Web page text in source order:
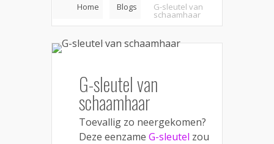
Home Blogs G-sleutel van
schaamhaar
G-sleutel van
schaamhaar
Toevallig zo neergekomen?
Deze eenzame G-sleutel zou